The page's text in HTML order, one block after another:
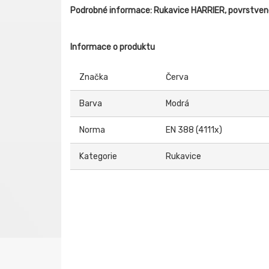
Podrobné informace: Rukavice HARRIER,
Informace o produktu
Značka Červa
Barva Modrá
Norma EN 388 (4111x)
Kategorie Rukavice